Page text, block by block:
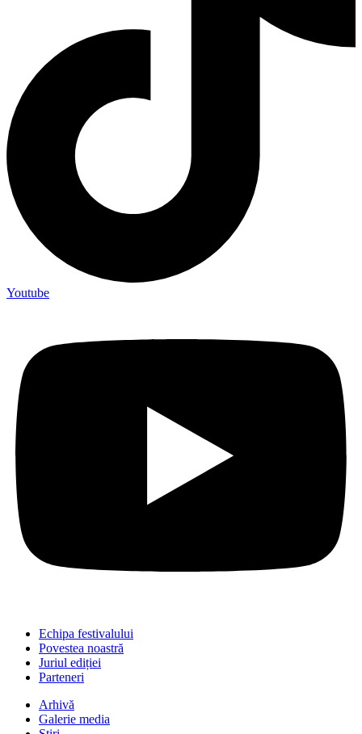
Youtube
Echipa festivalului
Povestea noastră
Juriul ediției
Parteneri
Arhivă
Galerie media